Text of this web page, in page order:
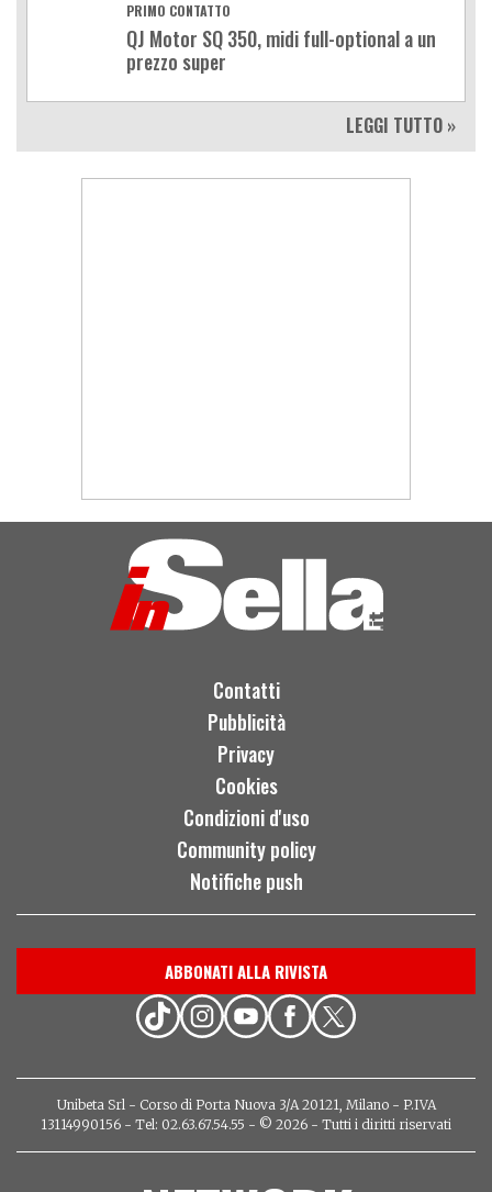
PRIMO CONTATTO
QJ Motor SQ 350, midi full-optional a un
prezzo super
LEGGI TUTTO »
Contatti
Pubblicità
Privacy
Cookies
Condizioni d'uso
Community policy
Notifiche push
ABBONATI ALLA RIVISTA
Unibeta Srl - Corso di Porta Nuova 3/A 20121, Milano - P.IVA
13114990156 - Tel: 02.63.67.54.55 - © 2026 - Tutti i diritti riservati